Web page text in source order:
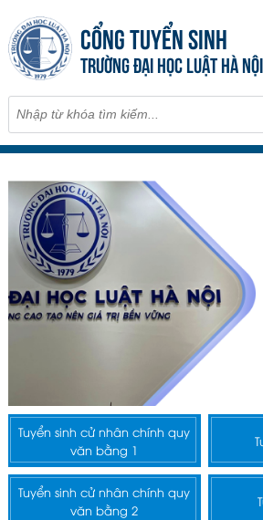
CỔNG TUYỂN SINH
TRƯỜNG ĐẠI HỌC LUẬT HÀ NỘI
Tuyển sinh cử nhân chính quy
văn bằng 1
Tuyển sinh cử nhân chính quy
văn bằng 2